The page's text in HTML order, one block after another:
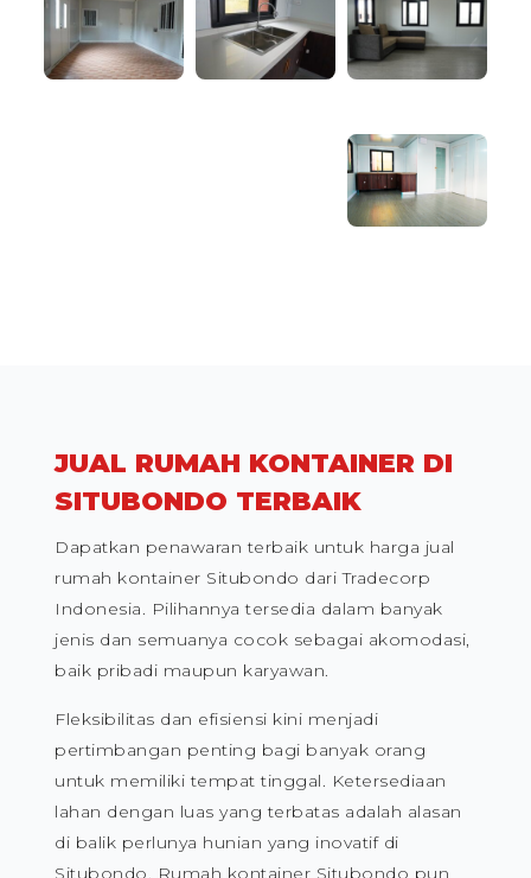
JUAL RUMAH KONTAINER DI
SITUBONDO TERBAIK
Dapatkan penawaran terbaik untuk harga jual
rumah kontainer Situbondo dari Tradecorp
Indonesia. Pilihannya tersedia dalam banyak
jenis dan semuanya cocok sebagai akomodasi,
baik pribadi maupun karyawan.